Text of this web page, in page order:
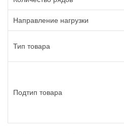
Направление нагрузки
Тип товара
Подтип товара